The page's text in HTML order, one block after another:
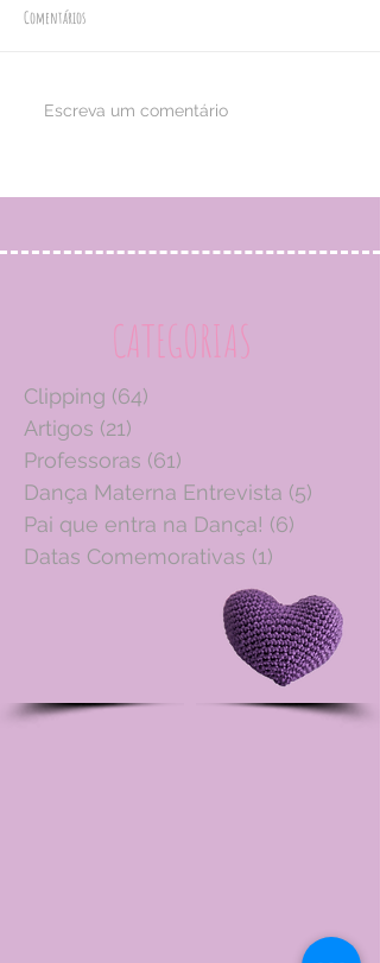
Comentários
Escreva um comentário
CATEGORIAS
Clipping (64)
Artigos (21)
Professoras (61)
Dança Materna Entrevista (5)
Pai que entra na Dança! (6)
Datas Comemorativas (1)